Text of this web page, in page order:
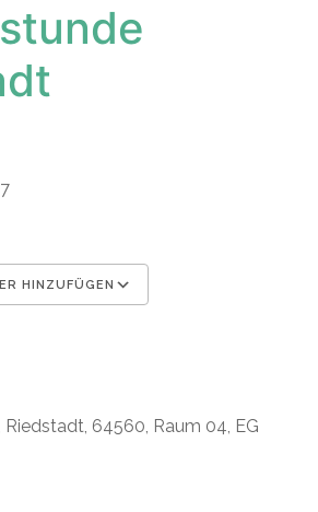
HINZUFÜGEN
Riedstadt, 64560, Raum 04, EG